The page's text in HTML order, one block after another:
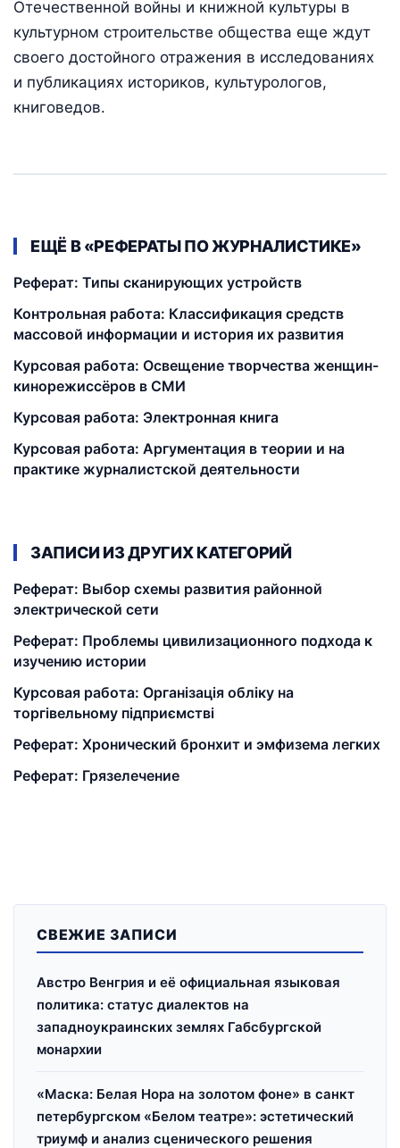
Отечественной войны и книжной культуры в
культурном строительстве общества еще ждут
своего достойного отражения в исследованиях
и публикациях историков, культурологов,
книговедов.
ЕЩЁ В «РЕФЕРАТЫ ПО ЖУРНАЛИСТИКЕ»
Реферат: Типы сканирующих устройств
Контрольная работа: Классификация средств
массовой информации и история их развития
Курсовая работа: Освещение творчества женщин-
кинорежиссёров в СМИ
Курсовая работа: Электронная книга
Курсовая работа: Аргументация в теории и на
практике журналистской деятельности
ЗАПИСИ ИЗ ДРУГИХ КАТЕГОРИЙ
Реферат: Выбор схемы развития районной
электрической сети
Реферат: Проблемы цивилизационного подхода к
изучению истории
Курсовая работа: Організація обліку на
торгівельному підприємстві
Реферат: Хронический бронхит и эмфизема легких
Реферат: Грязелечение
СВЕЖИЕ ЗАПИСИ
Австро Венгрия и её официальная языковая
политика: статус диалектов на
западноукраинских землях Габсбургской
монархии
«Маска: Белая Нора на золотом фоне» в санкт
петербургском «Белом театре»: эстетический
триумф и анализ сценического решения